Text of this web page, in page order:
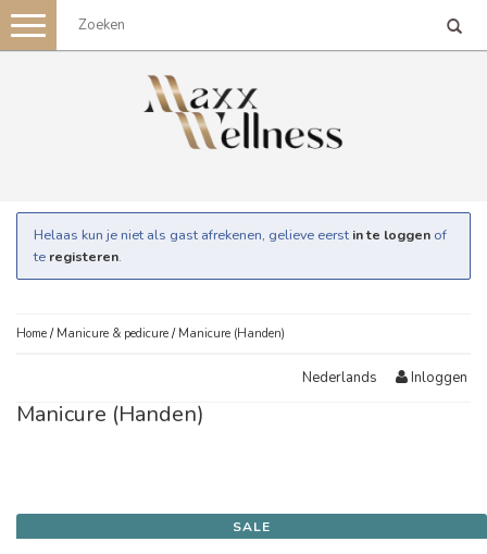
Toggle
navigation
Helaas kun je niet als gast afrekenen, gelieve eerst in te loggen of
te registeren.
Home / Manicure & pedicure / Manicure (Handen)
Nederlands Inloggen
Manicure (Handen)
SALE